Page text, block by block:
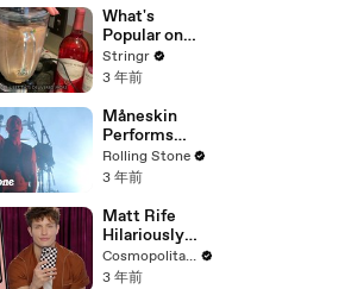
'I'm Not Going
To Vote For A
Continuing
Resolution'
What's
Popular on
Uber Eats?
Stringr
3 年前
Måneskin
Performs
"HONEY" at
MSG
Rolling Stone
3 年前
Matt Rife
Hilariously
Roasts Your
Dating
Cosmopolitan USA
3 年前